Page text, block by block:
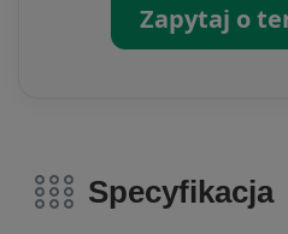
Zapytaj o
Specyfikacja